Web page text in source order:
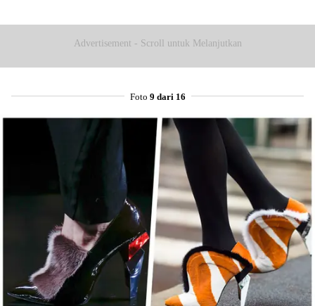
Advertisement - Scroll untuk Melanjutkan
Foto 9 dari 16
Share to others
Pinterest
Mail